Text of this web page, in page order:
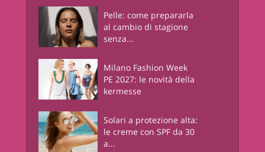
Pelle: come prepararla
al cambio di stagione
senza...
Milano Fashion Week
PE 2027: le novità della
kermesse
Solari a protezione alta:
le creme con SPF da 30
a...